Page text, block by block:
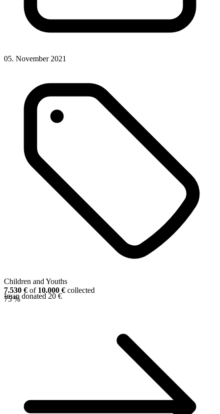
05. November 2021
Children and Youths
7.530 € of 10.000 € collected
75 %
Iman donated 20 €